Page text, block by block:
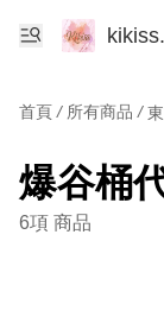
首頁 / 所有商品 /
爆谷桶
6項 商品